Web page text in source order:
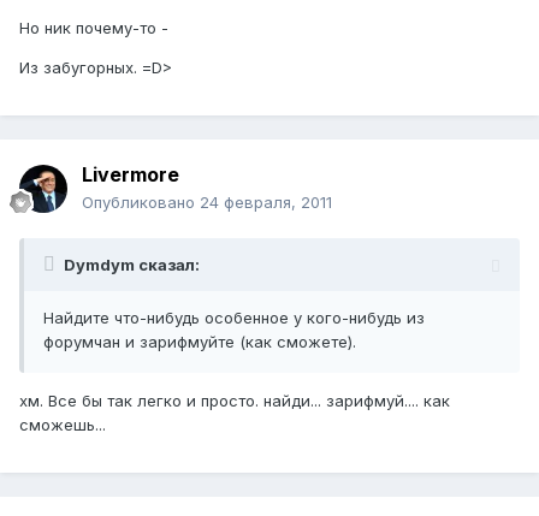
Но ник почему-то -
Из забугорных. =D>
Livermore
Опубликовано 24 февраля, 2011
Dymdym сказал:
Найдите что-нибудь особенное у кого-нибудь из
форумчан и зарифмуйте (как сможете).
хм. Все бы так легко и просто. найди... зарифмуй.... как
сможешь...